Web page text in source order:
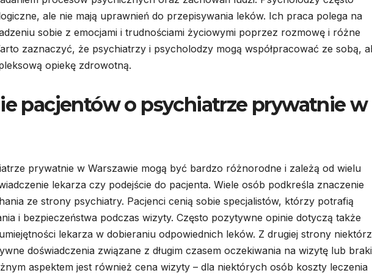
ale nie mają uprawnień do przepisywania leków. Ich praca polega na
sobie z emocjami i trudnościami życiowymi poprzez rozmowę i różne
zaznaczyć, że psychiatrzy i psycholodzy mogą współpracować ze sobą,
opiekę zdrowotną.
pacjentów o psychiatrze prywatnie w
prywatnie w Warszawie mogą być bardzo różnorodne i zależą od wielu
lekarza czy podejście do pacjenta. Wiele osób podkreśla znaczenie
ze strony psychiatry. Pacjenci cenią sobie specjalistów, którzy potrafią
i bezpieczeństwa podczas wizyty. Często pozytywne opinie dotyczą także
lekarza w dobieraniu odpowiednich leków. Z drugiej strony
doświadczenia związane z długim czasem oczekiwania na wizytę lub
aspektem jest również cena wizyty – dla niektórych osób koszty leczenia